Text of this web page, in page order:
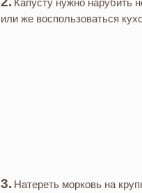
или же воспользоваться
Натереть морковь на